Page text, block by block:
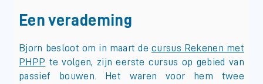
Een verademing
Bjorn besloot om in maart de cursus Rekenen met
PHPP te volgen, zijn eerste cursus op gebied van
passief bouwen. Het waren voor hem twee